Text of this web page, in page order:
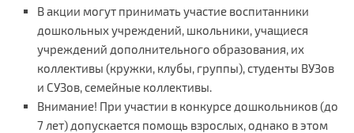
В акции могут принимать участие воспитанники
дошкольных учреждений, школьники, учащиеся
учреждений дополнительного образования, их
коллективы (кружки, клубы, группы), студенты ВУЗов
и СУЗов, семейные коллективы.
Внимание! При участии в конкурсе дошкольников (до
7 лет) допускается помощь взрослых, однако в этом